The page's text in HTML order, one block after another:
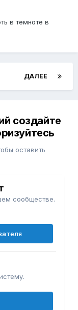
в темноте в
ДАЛЕЕ
создайте
оставить
сообществе.